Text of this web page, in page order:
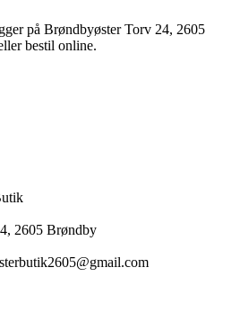
på Brøndbyøster Torv 24, 2605
bestil online.
2605 Brøndby